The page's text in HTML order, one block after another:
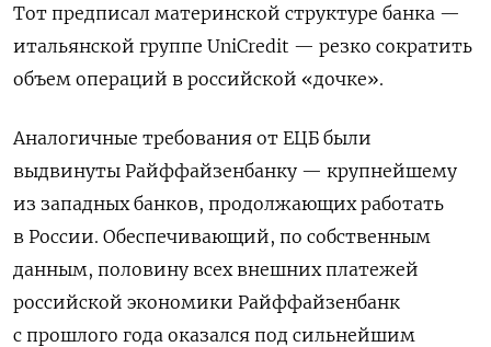
Тот предписал материнской структуре банка —
итальянской группе UniCredit — резко сократить
объем операций в российской «дочке».
Аналогичные требования от ЕЦБ были
выдвинуты Райффайзенбанку — крупнейшему
из западных банков, продолжающих работать
в России. Обеспечивающий, по собственным
данным, половину всех внешних платежей
российской экономики Райффайзенбанк
с прошлого года оказался под сильнейшим